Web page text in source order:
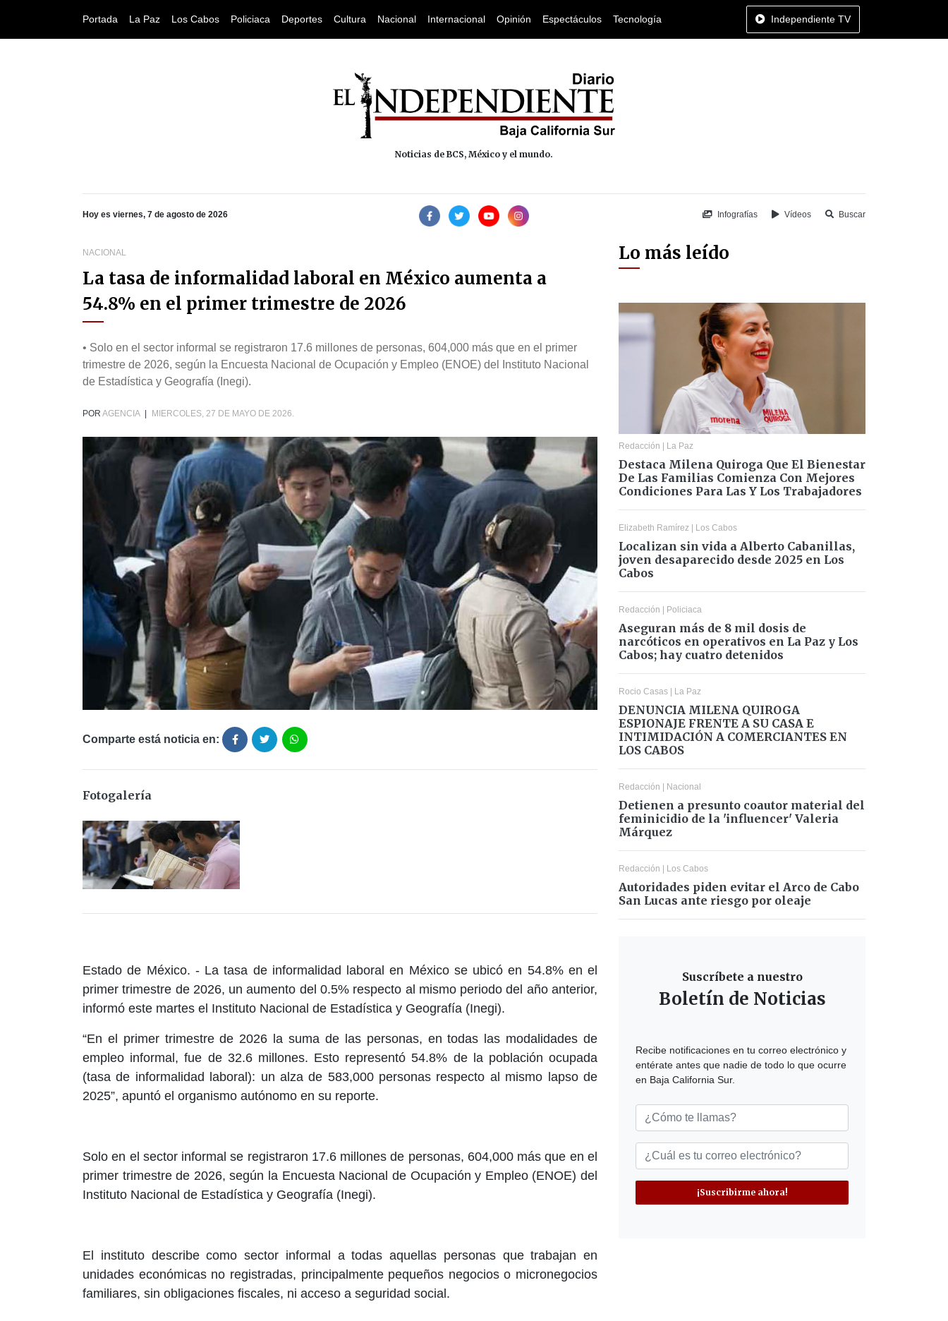
Portada La Paz Los Cabos Policiaca Deportes Cultura Nacional Internacional Opinión Espectáculos Tecnología Independiente TV
Noticias de BCS, México y el mundo.
Hoy es viernes, 7 de agosto de 2026 Infografías Vídeos Buscar
NACIONAL
La tasa de informalidad laboral en México aumenta a
54.8% en el primer trimestre de 2026
• Solo en el sector informal se registraron 17.6 millones de personas, 604,000 más que en el primer
trimestre de 2026, según la Encuesta Nacional de Ocupación y Empleo (ENOE) del Instituto Nacional
de Estadística y Geografía (Inegi).
POR AGENCIA MIERCOLES, 27 DE MAYO DE 2026.
Comparte está noticia en:
Fotogalería
Estado de México. - La tasa de informalidad laboral en México se ubicó en 54.8% en el
primer trimestre de 2026, un aumento del 0.5% respecto al mismo periodo del año anterior,
informó este martes el Instituto Nacional de Estadística y Geografía (Inegi).
“En el primer trimestre de 2026 la suma de las personas, en todas las modalidades de
empleo informal, fue de 32.6 millones. Esto representó 54.8% de la población ocupada
(tasa de informalidad laboral): un alza de 583,000 personas respecto al mismo lapso de
2025”, apuntó el organismo autónomo en su reporte.
Solo en el sector informal se registraron 17.6 millones de personas, 604,000 más que en el
primer trimestre de 2026, según la Encuesta Nacional de Ocupación y Empleo (ENOE) del
Instituto Nacional de Estadística y Geografía (Inegi).
El instituto describe como sector informal a todas aquellas personas que trabajan en
unidades económicas no registradas, principalmente pequeños negocios o micronegocios
familiares, sin obligaciones fiscales, ni acceso a seguridad social.
Lo más leído
Redacción | La Paz
Destaca Milena Quiroga Que El Bienestar
De Las Familias Comienza Con Mejores
Condiciones Para Las Y Los Trabajadores
Elizabeth Ramírez | Los Cabos
Localizan sin vida a Alberto Cabanillas,
joven desaparecido desde 2025 en Los
Cabos
Redacción | Policiaca
Aseguran más de 8 mil dosis de
narcóticos en operativos en La Paz y Los
Cabos; hay cuatro detenidos
Rocio Casas | La Paz
DENUNCIA MILENA QUIROGA
ESPIONAJE FRENTE A SU CASA E
INTIMIDACIÓN A COMERCIANTES EN
LOS CABOS
Redacción | Nacional
Detienen a presunto coautor material del
feminicidio de la 'influencer' Valeria
Márquez
Redacción | Los Cabos
Autoridades piden evitar el Arco de Cabo
San Lucas ante riesgo por oleaje
Suscríbete a nuestro
Boletín de Noticias
Recibe notificaciones en tu correo electrónico y
entérate antes que nadie de todo lo que ocurre
en Baja California Sur.
¡Suscribirme ahora!